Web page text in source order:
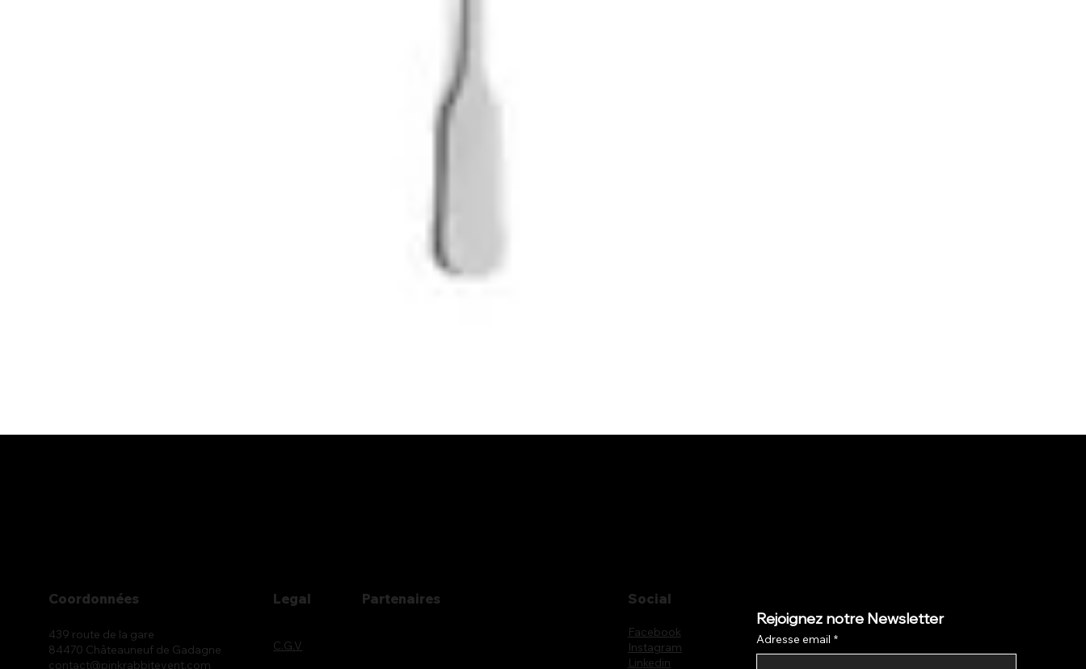
439 route de la gare
84470 Châteauneuf de Gadagne
contact@pinkrabbitevent.com
Coordonnées
C.G.V
Legal Partenaires
Facebook
Instagram
Linkedin
Social
Rejoignez notre Newsletter
Adresse email *